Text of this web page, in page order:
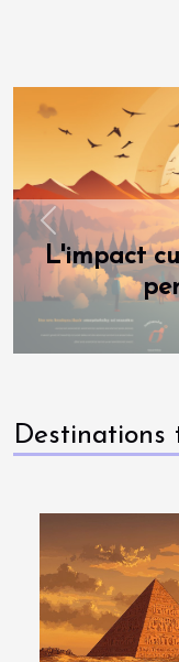
L'impact
Previous
Destinations